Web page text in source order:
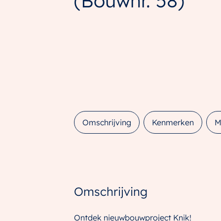
Omschrijving Kenmerken
Omschrijving
Ontdek nieuwbouwproject Knik!